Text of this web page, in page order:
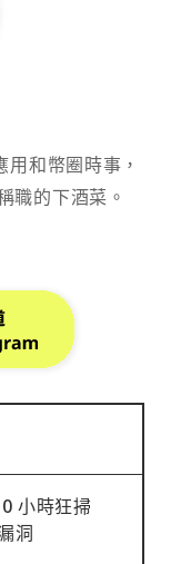
和幣圈時事，
職的下酒菜。
小時狂掃
洞